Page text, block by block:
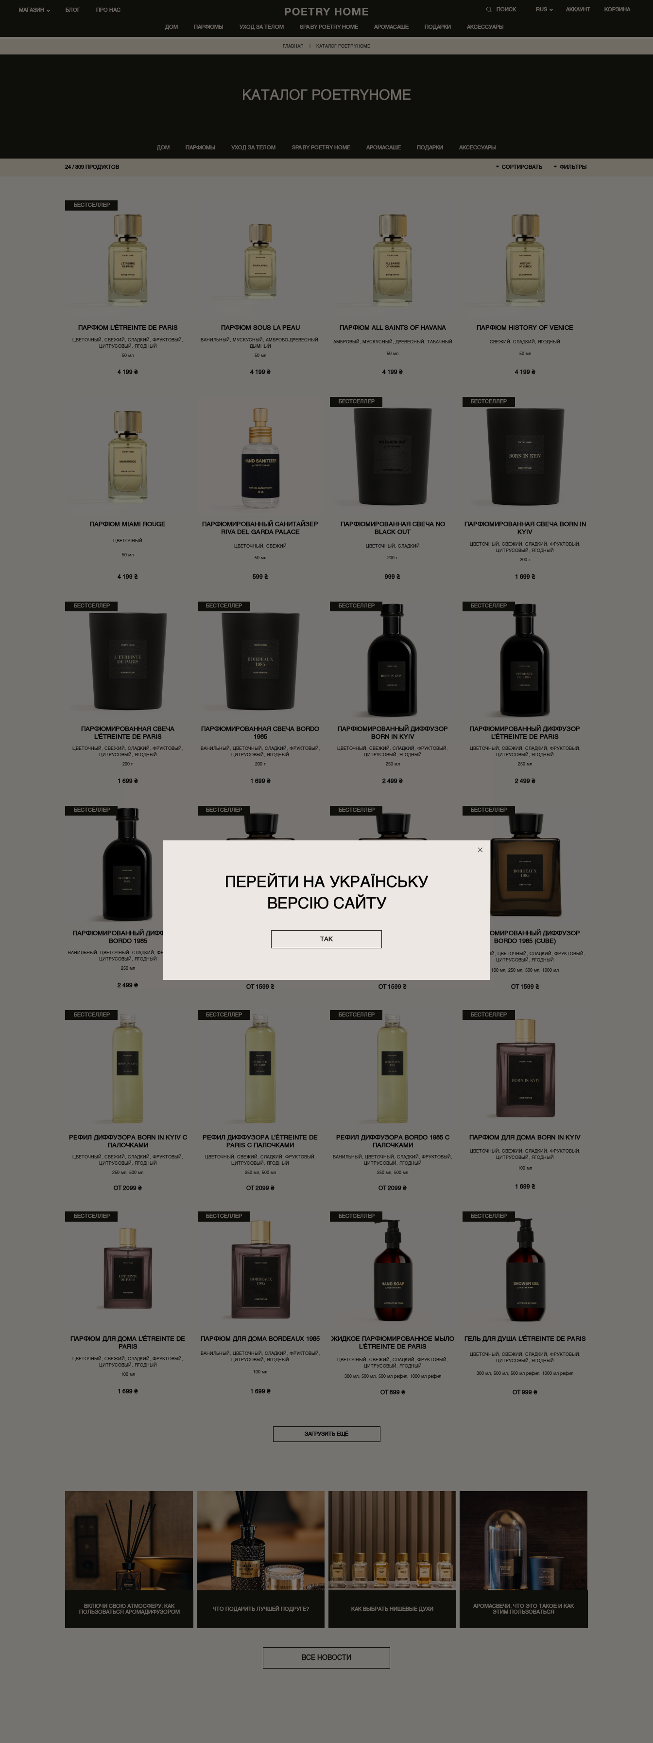
МАГАЗИН БЛОГ ПРО НАС ПОИСК RUS AККАУНТ КОРЗИНА
ДОМ ПАРФЮМЫ УХОД ЗА ТЕЛОМ SPA BY POETRY HOME АРОМАСАШЕ ПОДАРКИ АКСЕССУАРЫ
ГЛАВНАЯ КАТАЛОГ POETRYHOME
КАТАЛОГ POETRYHOME
ДОМ ПАРФЮМЫ УХОД ЗА ТЕЛОМ SPA BY POETRY HOME АРОМАСАШЕ ПОДАРКИ АКСЕССУАРЫ
24 /309 ПРОДУКТОВ СОРТИРОВАТЬ ФИЛЬТРЫ
СНАЧАЛА ДОРОЖЕ
БЕСТСЕЛЛЕР
ПАРФЮМ L'ÉTREINTE DE PARIS
ЦВЕТОЧНЫЙ, СВЕЖИЙ, СЛАДКИЙ, ФРУКТОВЫЙ,
ЦИТРУСОВЫЙ, ЯГОДНЫЙ
50 мл
4 199₴
ПАРФЮМ SOUS LA PEAU
ВАНИЛЬНЫЙ, МУСКУСНЫЙ, АМБРОВО-ДРЕВЕСНЫЙ,
ДЫМНЫЙ
50 мл
4 199 ₴
ПАРФЮМ ALL SAINTS OF HAVANA
АМБРОВЫЙ, МУСКУСНЫЙ, ДРЕВЕСНЫЙ, ТАБАЧНЫЙ
50 мл
4 199₴
ПАРФЮМ HISTORY OF VENICE
СВЕЖИЙ, СЛАДКИЙ, ЯГОДНЫЙ
50 мл
4 199 ₴
ПАРФЮМ MIAMI ROUGE
ЦВЕТОЧНЫЙ
50 мл
4 199₴
ПАРФЮМИРОВАННЫЙ САНИТАЙЗЕР
RIVA DEL GARDA PALACE
ЦВЕТОЧНЫЙ, СВЕЖИЙ
50 мл
599 ₴
БЕСТСЕЛЛЕР
ПАРФЮМИРОВАННАЯ СВЕЧА NO
BLACK OUT
ЦВЕТОЧНЫЙ, СЛАДКИЙ
200 г
999₴
БЕСТСЕЛЛЕР
ПАРФЮМИРОВАННАЯ СВЕЧА BORN IN
KYIV
ЦВЕТОЧНЫЙ, СВЕЖИЙ, СЛАДКИЙ, ФРУКТОВЫЙ,
ЦИТРУСОВЫЙ, ЯГОДНЫЙ
200 г
1 699 ₴
БЕСТСЕЛЛЕР
ПАРФЮМИРОВАННАЯ СВЕЧА
L'ÉTREINTE DE PARIS
ЦВЕТОЧНЫЙ, СВЕЖИЙ, СЛАДКИЙ, ФРУКТОВЫЙ,
ЦИТРУСОВЫЙ, ЯГОДНЫЙ
200 г
1 699₴
БЕСТСЕЛЛЕР
ПАРФЮМИРОВАННАЯ СВЕЧА BORDO
1985
ВАНИЛЬНЫЙ, ЦВЕТОЧНЫЙ, СЛАДКИЙ, ФРУКТОВЫЙ,
ЦИТРУСОВЫЙ, ЯГОДНЫЙ
200 г
1 699 ₴
БЕСТСЕЛЛЕР
ПАРФЮМИРОВАННЫЙ ДИФФУЗОР
BORN IN KYIV
ЦВЕТОЧНЫЙ, СВЕЖИЙ, СЛАДКИЙ, ФРУКТОВЫЙ,
ЦИТРУСОВЫЙ, ЯГОДНЫЙ
250 мл
2 499₴
БЕСТСЕЛЛЕР
ПАРФЮМИРОВАННЫЙ ДИФФУЗОР
L’ÉTREINTE DE PARIS
ЦВЕТОЧНЫЙ, СВЕЖИЙ, СЛАДКИЙ, ФРУКТОВЫЙ,
ЦИТРУСОВЫЙ, ЯГОДНЫЙ
250 мл
2 499 ₴
БЕСТСЕЛЛЕР
ПАРФЮМИРОВАННЫЙ ДИФФУЗОР
BORDO 1985
ВАНИЛЬНЫЙ, ЦВЕТОЧНЫЙ, СЛАДКИЙ, ФРУКТОВЫЙ,
ЦИТРУСОВЫЙ, ЯГОДНЫЙ
250 мл
2 499₴
БЕСТСЕЛЛЕР
ОТ 1599 ₴
БЕСТСЕЛЛЕР
ОТ 1599 ₴
БЕСТСЕЛЛЕР
ПАРФЮМИРОВАННЫЙ ДИФФУЗОР
BORDO 1985 (CUBE)
ВАНИЛЬНЫЙ, ЦВЕТОЧНЫЙ, СЛАДКИЙ, ФРУКТОВЫЙ,
ЦИТРУСОВЫЙ, ЯГОДНЫЙ
100 мл, 250 мл, 500 мл, 1000 мл
ОТ 1599 ₴
БЕСТСЕЛЛЕР
РЕФИЛ ДИФФУЗОРА BORN IN KYIV С
ПАЛОЧКАМИ
ЦВЕТОЧНЫЙ, СВЕЖИЙ, СЛАДКИЙ, ФРУКТОВЫЙ,
ЦИТРУСОВЫЙ, ЯГОДНЫЙ
250 мл, 500 мл
ОТ 2099 ₴
БЕСТСЕЛЛЕР
РЕФИЛ ДИФФУЗОРА L’ÉTREINTE DE
PARIS С ПАЛОЧКАМИ
ЦВЕТОЧНЫЙ, СВЕЖИЙ, СЛАДКИЙ, ФРУКТОВЫЙ,
ЦИТРУСОВЫЙ, ЯГОДНЫЙ
250 мл, 500 мл
ОТ 2099 ₴
БЕСТСЕЛЛЕР
РЕФИЛ ДИФФУЗОРА BORDO 1985 С
ПАЛОЧКАМИ
ВАНИЛЬНЫЙ, ЦВЕТОЧНЫЙ, СЛАДКИЙ, ФРУКТОВЫЙ,
ЦИТРУСОВЫЙ, ЯГОДНЫЙ
250 мл, 500 мл
ОТ 2099 ₴
БЕСТСЕЛЛЕР
ПАРФЮМ ДЛЯ ДОМА BORN IN KYIV
ЦВЕТОЧНЫЙ, СВЕЖИЙ, СЛАДКИЙ, ФРУКТОВЫЙ,
ЦИТРУСОВЫЙ, ЯГОДНЫЙ
100 мл
1 699 ₴
БЕСТСЕЛЛЕР
ПАРФЮМ ДЛЯ ДОМА L'ÉTREINTE DE
PARIS
ЦВЕТОЧНЫЙ, СВЕЖИЙ, СЛАДКИЙ, ФРУКТОВЫЙ,
ЦИТРУСОВЫЙ, ЯГОДНЫЙ
100 мл
1 699₴
БЕСТСЕЛЛЕР
ПАРФЮМ ДЛЯ ДОМА BORDEAUX 1985
ВАНИЛЬНЫЙ, ЦВЕТОЧНЫЙ, СЛАДКИЙ, ФРУКТОВЫЙ,
ЦИТРУСОВЫЙ, ЯГОДНЫЙ
100 мл
1 699 ₴
БЕСТСЕЛЛЕР
ЖИДКОЕ ПАРФЮМИРОВАННОЕ МЫЛО
L'ÉTREINTE DE PARIS
ЦВЕТОЧНЫЙ, СВЕЖИЙ, СЛАДКИЙ, ФРУКТОВЫЙ,
ЦИТРУСОВЫЙ, ЯГОДНЫЙ
300 мл, 500 мл, 500 мл рефил, 1000 мл рефил
ОТ 899 ₴
БЕСТСЕЛЛЕР
ГЕЛЬ ДЛЯ ДУША L'ÉTREINTE DE PARIS
ЦВЕТОЧНЫЙ, СВЕЖИЙ, СЛАДКИЙ, ФРУКТОВЫЙ,
ЦИТРУСОВЫЙ, ЯГОДНЫЙ
300 мл, 500 мл, 500 мл рефил, 1000 мл рефил
ОТ 999 ₴
ЗАГРУЗИТЬ ЕЩЁ
ВКЛЮЧИ СВОЮ АТМОСФЕРУ: КАК
ПОЛЬЗОВАТЬСЯ АРОМАДИФУЗОРОМ
ЧТО ПОДАРИТЬ ЛУЧШЕЙ ПОДРУГЕ? КАК ВЫБРАТЬ НИШЕВЫЕ ДУХИ
АРОМАСВЕЧИ: ЧТО ЭТО ТАКОЕ И КАК
ЭТИМ ПОЛЬЗОВАТЬСЯ
ВСЕ НОВОСТИ
ПЕРЕЙТИ НА УКРАЇНСЬКУ
ВЕРСІЮ САЙТУ
ТАК